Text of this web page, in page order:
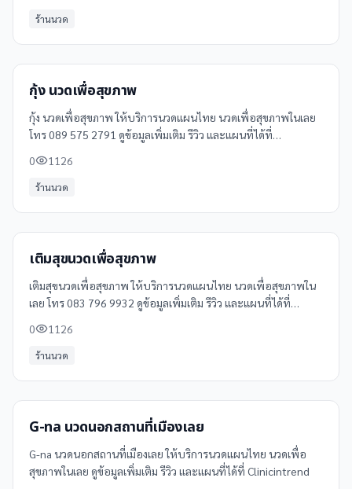
ร้านนวด
กุ้ง นวดเพื่อสุขภาพ
กุ้ง นวดเพื่อสุขภาพ ให้บริการนวดแผนไทย นวดเพื่อสุขภาพในเลย
โทร 089 575 2791 ดูข้อมูลเพิ่มเติม รีวิว และแผนที่ได้ที่
0 1126
ร้านนวด
เติมสุขนวดเพื่อสุขภาพ
เติมสุขนวดเพื่อสุขภาพ ให้บริการนวดแผนไทย นวดเพื่อสุขภาพใน
เลย โทร 083 796 9932 ดูข้อมูลเพิ่มเติม รีวิว และแผนที่ได้ที่
0 1126
ร้านนวด
G-na นวดนอกสถานที่เมืองเลย
G-na นวดนอกสถานที่เมืองเลย ให้บริการนวดแผนไทย นวดเพื่อ
สุขภาพในเลย ดูข้อมูลเพิ่มเติม รีวิว และแผนที่ได้ที่ Clinicintrend